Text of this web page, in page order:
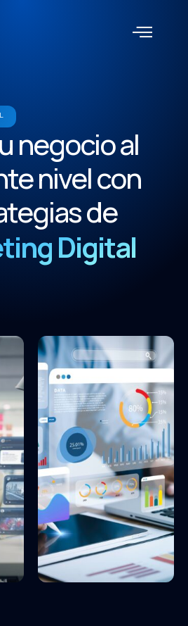
negocio al
nivel con
de
Digital